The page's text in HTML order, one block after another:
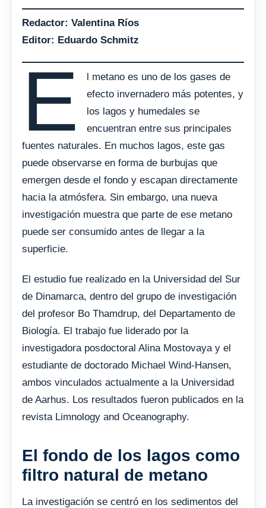
Redactor: Valentina Ríos
Editor: Eduardo Schmitz
E
l metano es uno de los gases de
efecto invernadero más potentes, y
los lagos y humedales se
encuentran entre sus principales
fuentes naturales. En muchos lagos, este gas
puede observarse en forma de burbujas que
emergen desde el fondo y escapan directamente
hacia la atmósfera. Sin embargo, una nueva
investigación muestra que parte de ese metano
puede ser consumido antes de llegar a la
superficie.
El estudio fue realizado en la Universidad del Sur
de Dinamarca, dentro del grupo de investigación
del profesor Bo Thamdrup, del Departamento de
Biología. El trabajo fue liderado por la
investigadora posdoctoral Alina Mostovaya y el
estudiante de doctorado Michael Wind-Hansen,
ambos vinculados actualmente a la Universidad
de Aarhus. Los resultados fueron publicados en la
revista Limnology and Oceanography.
El fondo de los lagos como
filtro natural de metano
La investigación se centró en los sedimentos del